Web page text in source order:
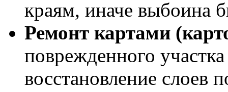
краям, иначе выбоина
Ремонт картами
поврежденного
восстановление слоев